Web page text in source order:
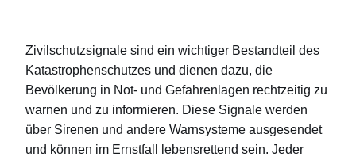
Zivilschutzsignale sind ein wichtiger Bestandteil des
Katastrophenschutzes und dienen dazu, die
Bevölkerung in Not- und Gefahrenlagen rechtzeitig zu
warnen und zu informieren. Diese Signale werden
über Sirenen und andere Warnsysteme ausgesendet
und können im Ernstfall lebensrettend sein. Jeder